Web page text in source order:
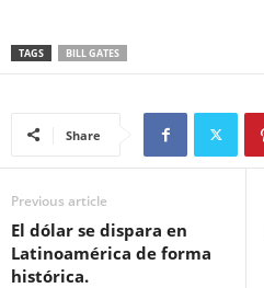
TAGS BILL GATES
Share
Previous article
El dólar se dispara en
Latinoamérica de forma
histórica.